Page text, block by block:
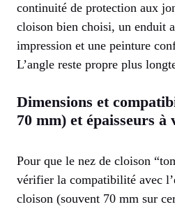
continuité de protection aux
cloison bien choisi, un enduit
impression et une peinture
L’angle reste propre plus
Dimensions et
70 mm) et épaisseurs
Pour que le nez de cloison
vérifier la compatibilité avec
cloison (souvent 70 mm sur